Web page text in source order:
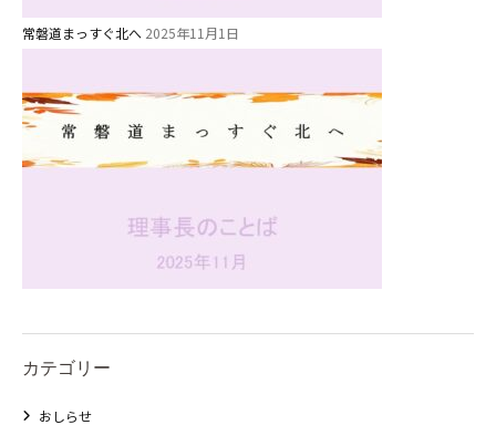
常磐道まっすぐ北へ 2025年11月1日
カテゴリー
おしらせ